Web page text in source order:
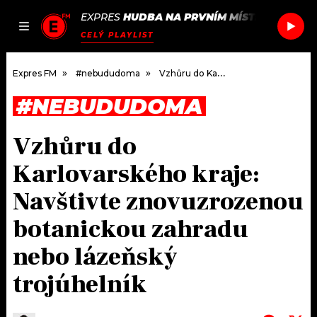
JAK
SEZNAM.CZ
EXPRES HUDBA NA PRVNÍM MÍSTĚ
CELÝ PLAYLIST
DOMŮ
ČLÁNKY
HUDBA
ROZHOVORY
#NEBUDUDOMA
PODCASTY
JAK NALADIT
RÁDIO
APLIKACE
SOUTĚŽE
Expres FM #nebududoma Vzhůru do Karlovarského kraje: Navštivte znovuzrozenou botanickou zahradu nebo lázeňský trojúhelník
#NEBUDUDOMA
Vzhůru do
Karlovarského kraje:
Navštivte znovuzrozenou
botanickou zahradu
nebo lázeňský
trojúhelník